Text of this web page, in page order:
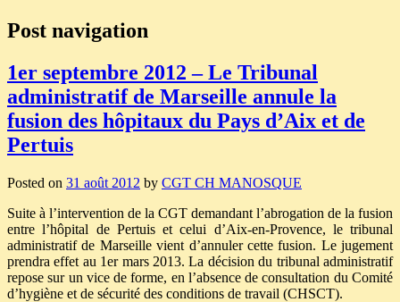
Post navigation
1er septembre 2012 – Le Tribunal
administratif de Marseille annule la
fusion des hôpitaux du Pays d’Aix et de
Pertuis
Posted on 31 août 2012 by CGT CH MANOSQUE
Suite à l’intervention de la CGT demandant l’abrogation de la fusion
entre l’hôpital de Pertuis et celui d’Aix-en-Provence, le tribunal
administratif de Marseille vient d’annuler cette fusion. Le jugement
prendra effet au 1er mars 2013. La décision du tribunal administratif
repose sur un vice de forme, en l’absence de consultation du Comité
d’hygiène et de sécurité des conditions de travail (CHSCT).